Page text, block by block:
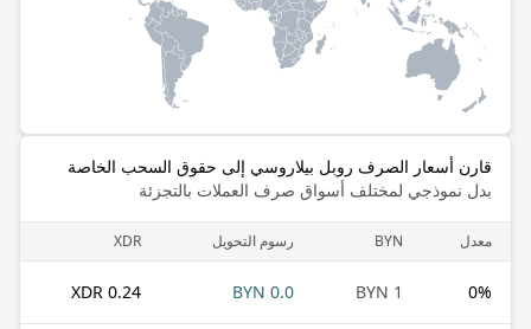
قارن أسعار الصرف روبل بيلاروسي إلى حقوق السحب الخاصة
بدل نموذجي لمختلف أسواق صرف العملات بالتجزئة
معدل BYN رسوم التحويل XDR
0%
1 BYN
0.0 BYN
0.24 XDR